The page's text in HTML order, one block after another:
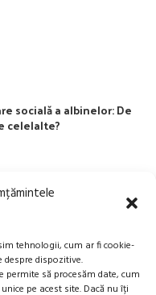
tehnologii, cum ar fi cookie-
dispozitive.
să procesăm date, cum
pe acest site. Dacă nu îți
socială a albinelor: De
celelalte?